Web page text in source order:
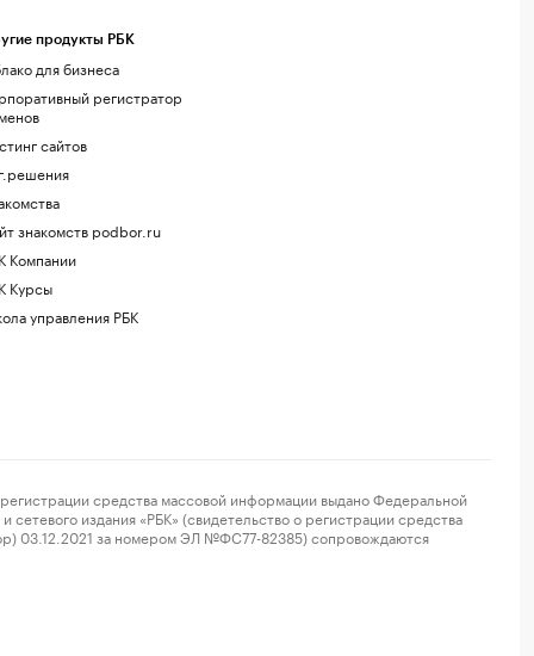
продукты РБК
для бизнеса
регистратор
сайтов
знакомств podbor.ru
Компании
Курсы
управления РБК
средства массовой информации выдано Федеральной
издания «РБК» (свидетельство о регистрации средства
03.12.2021 за номером ЭЛ №ФС77-82385) сопровождаются